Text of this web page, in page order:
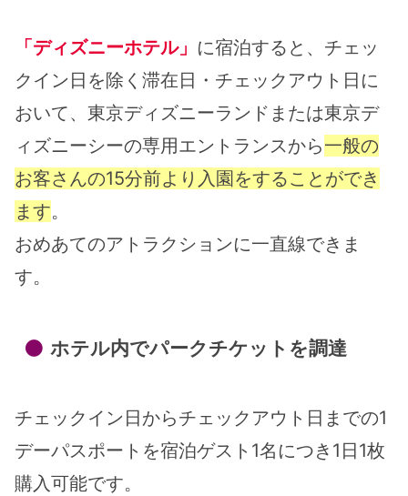
「ディズニーホテル」 に宿泊すると、チェッ
クイン日を除く滞在日・チェックアウト日に
おいて、東京ディズニーランドまたは東京デ
ィズニーシーの専用エントランスから一般の
お客さんの15分前より入園をすることができ
ます。
おめあてのアトラクションに一直線できま
す。
ホテル内でパークチケットを調達
チェックイン日からチェックアウト日までの1
デーパスポートを宿泊ゲスト1名につき1日1枚
購入可能です。